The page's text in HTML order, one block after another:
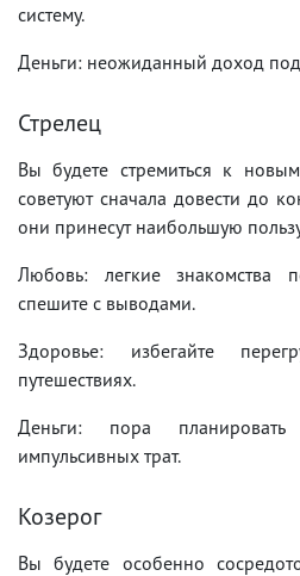
систему.
Деньги: неожиданный доход
Стрелец
Вы будете стремиться к
советуют сначала довести до
они принесут наибольшую
Любовь: легкие знакомства
спешите с выводами.
Здоровье: избегайте
путешествиях.
Деньги: пора
импульсивных трат.
Козерог
Вы будете особенно